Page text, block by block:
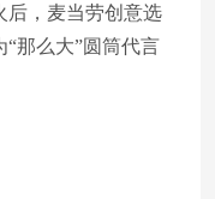
后，麦当劳创意选
那么大”圆筒代言